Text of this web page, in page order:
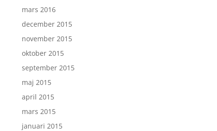
mars 2016
december 2015
november 2015
oktober 2015
september 2015
maj 2015
april 2015
mars 2015
januari 2015